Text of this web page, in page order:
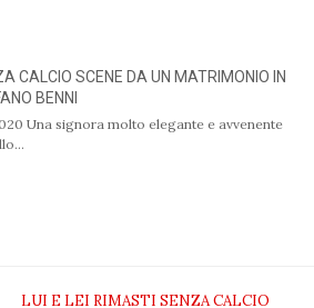
CALCIO SCENE DA UN MATRIMONIO IN
BENNI
Una signora molto elegante e avvenente
LUI E LEI RIMASTI SENZA CALCIO